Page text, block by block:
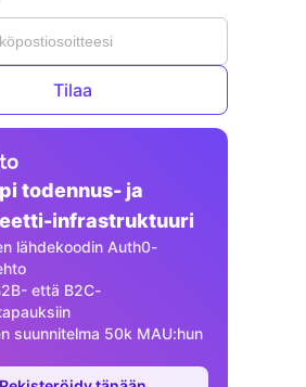
Tilaa
todennus- ja
infrastruktuuri
lähdekoodin Auth0-
että B2C-
suunnitelma 50k MAU:hun